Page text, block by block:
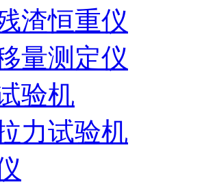
渣恒重仪
量测定仪
验机
力试验机